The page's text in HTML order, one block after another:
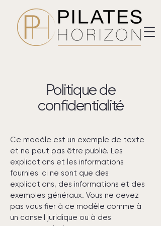
Politique de
confidentialité
Ce modèle est un exemple de texte
et ne peut pas être publié. Les
explications et les informations
fournies ici ne sont que des
explications, des informations et des
exemples généraux. Vous ne devez
pas vous fier à ce modèle comme à
un conseil juridique ou à des